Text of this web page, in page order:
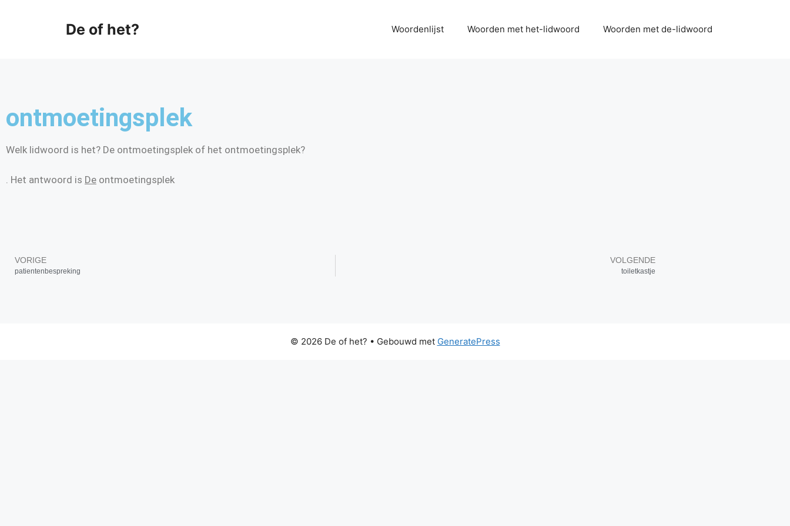
De of het? Woordenlijst Woorden met het-lidwoord Woorden met de-lidwoord
ontmoetingsplek
Welk lidwoord is het? De ontmoetingsplek of het ontmoetingsplek?
. Het antwoord is De ontmoetingsplek
VORIGE
patientenbespreking
VOLGENDE
toiletkastje
© 2026 De of het? • Gebouwd met GeneratePress